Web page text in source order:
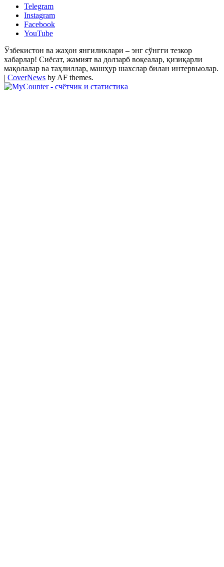
Telegram
Instagram
Facebook
YouTube
Ўзбекистон ва жаҳон янгиликлари – энг сўнгги тезкор
хабарлар! Сиёсат, жамият ва долзарб воқеалар, қизиқарли
мақолалар ва таҳлиллар, машҳур шахслар билан интервьюлар.
| CoverNews by AF themes.